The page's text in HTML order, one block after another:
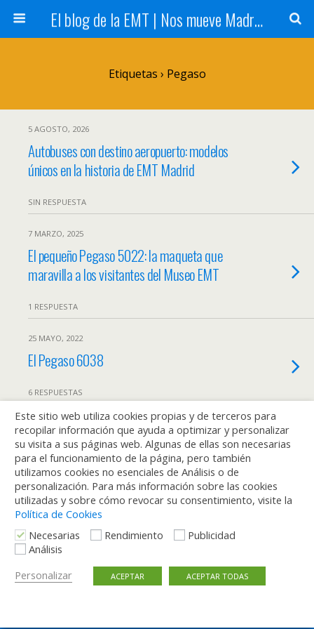
El blog de la EMT | Nos mueve Madrid
Etiquetas › Pegaso
5 AGOSTO, 2026
Autobuses con destino aeropuerto: modelos
únicos en la historia de EMT Madrid
SIN RESPUESTA
7 MARZO, 2025
El pequeño Pegaso 5022: la maqueta que
maravilla a los visitantes del Museo EMT
1 RESPUESTA
25 MAYO, 2022
El Pegaso 6038
6 RESPUESTAS
22 DICIEMBRE, 2021
Un rally histórico e inédito para los
#75AñosEMT
1 RESPUESTA
Móvil Escritorio
Este sitio web utiliza cookies propias y de terceros para
recopilar información que ayuda a optimizar y personalizar
su visita a sus páginas web. Algunas de ellas son necesarias
para el funcionamiento de la página, pero también
utilizamos cookies no esenciales de Análisis o de
personalización. Para más información sobre las cookies
utilizadas y sobre cómo revocar su consentimiento, visite la
Política de Cookies
Necesarias
Rendimiento
Publicidad
Análisis
Personalizar
ACEPTAR ACEPTAR TODAS